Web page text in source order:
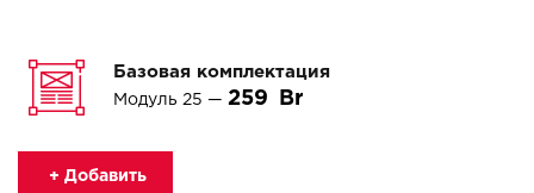
Базовая комплектация
Модуль 25 — 259
+ Добавить